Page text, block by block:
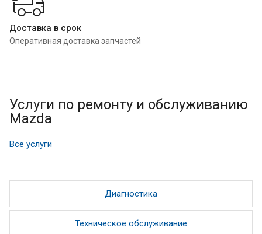
Доставка в срок
Оперативная доставка запчастей
Услуги по ремонту и обслуживанию
Mazda
Все услуги
Диагностика
Техническое обслуживание